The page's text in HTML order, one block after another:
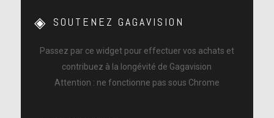
SOUTENEZ GAGAVISION
Passez par ce widget pour effectuer vos achats et
contribuez à la longévité de Gagavision
Attention : ne fonctionne pas sous Chrome